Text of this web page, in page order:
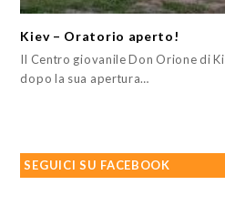
Kiev – Oratorio aperto!
Il Centro giovanile Don Orione di
dopo la sua apertura…
SEGUICI SU FACEBOOK